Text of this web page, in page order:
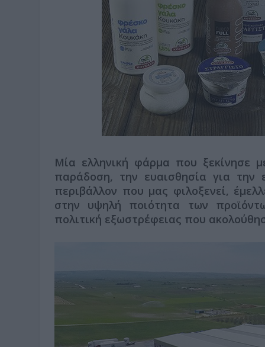
Μία ελληνική φάρμα που ξεκίνησε
παράδοση, την ευαισθησία για την
περιβάλλον που μας φιλοξενεί,
στην υψηλή ποιότητα των
πολιτική εξωστρέφειας που